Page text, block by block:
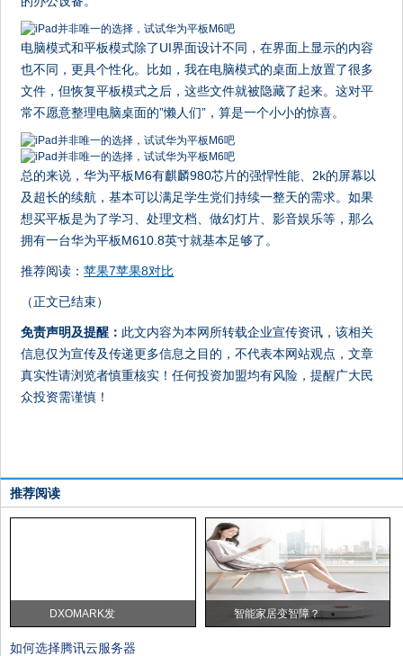
电脑模式和平板模式除了UI界面设计不同，在界面上显示的内容
也不同，更具个性化。比如，我在电脑模式的桌面上放置了很多
文件，但恢复平板模式之后，这些文件就被隐藏了起来。这对平
常不愿意整理电脑桌面的”懒人们”，算是一个小小的惊喜。
总的来说，华为平板M6有麒麟980芯片的强悍性能、2k的屏幕以
及超长的续航，基本可以满足学生党们持续一整天的需求。如果
想买平板是为了学习、处理文档、做幻灯片、影音娱乐等，那么
拥有一台华为平板M610.8英寸就基本足够了。
推荐阅读：苹果7苹果8对比
（正文已结束）
免责声明及提醒： 此文内容为本网所转载企业宣传资讯，该相关
信息仅为宣传及传递更多信息之目的，不代表本网站观点，文章
真实性请浏览者慎重核实！任何投资加盟均有风险，提醒广大民
众投资需谨慎！
推荐阅读
DXOMARK发 智能家居变智障？
如何选择腾讯云服务器